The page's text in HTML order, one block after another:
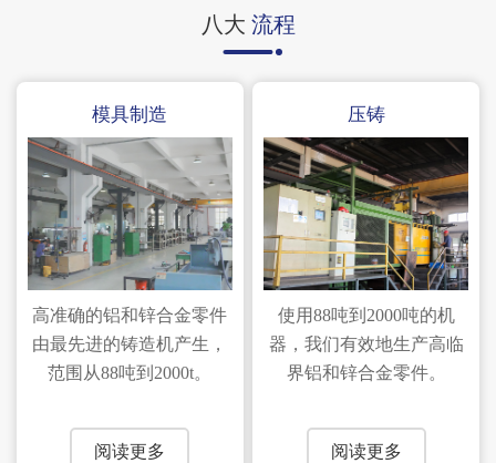
八大 流程
模具制造
高准确的铝和锌合金零件
由最先进的铸造机产生，
范围从88吨到2000t。
阅读更多
压铸
使用88吨到2000吨的机
器，我们有效地生产高临
界铝和锌合金零件。
阅读更多